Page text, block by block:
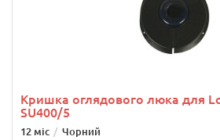
Кришка оглядового люка для
SU400/5
12 міс Чорний